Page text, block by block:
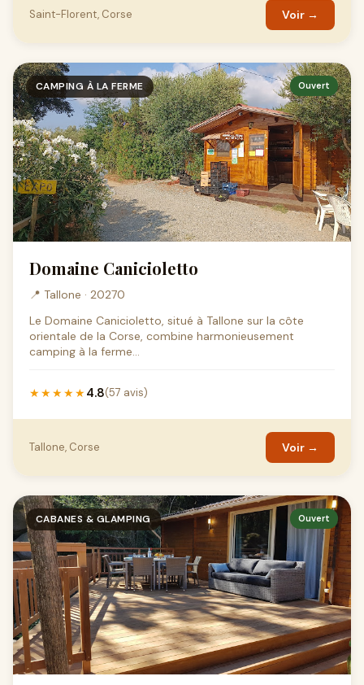
Saint-Florent, Corse Voir →
CAMPING À LA FERME Ouvert
Domaine Canicioletto
📍 Tallone · 20270
Le Domaine Canicioletto, situé à Tallone sur la côte
orientale de la Corse, combine harmonieusement
camping à la ferme...
★★★★★4.8(57 avis)
Tallone, Corse Voir →
CABANES & GLAMPING Ouvert